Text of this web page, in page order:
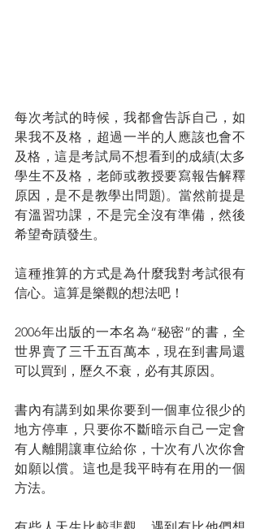
每次考試的時候，我都會告訴自己，如
果我不及格，超過一半的人應該也會不
及格，這是考試局不想看到的成績(太多
學生不及格，老師或教授要寫報告解釋
原因，是不是教學出問題)。當然前提是
有溫習功課，不是完全沒有準備，然後
希望奇蹟發生。
這種推算的方式是為什麼我對考試很有
信心。這算是樂觀的想法吧！
2006年出版的一本名為“秘密”的書，全
世界賣了三千五百萬本，現在到書局還
可以買到，歷久不衰，必有其原因。
書內有講到如果你要到一個車位很少的
地方停車，只要你不斷暗示自己一定會
有人離開讓車位給你，十次有八次你會
如願以償。這也是我平時有在用的一個
方法。